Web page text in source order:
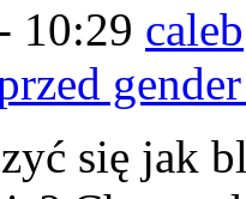
10:29 caleb
się jak